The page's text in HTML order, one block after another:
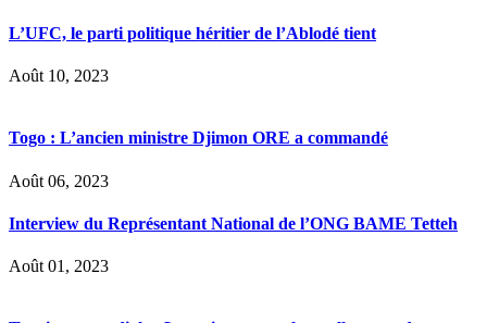
L’UFC, le parti politique héritier de l’Ablodé tient
Août 10, 2023
Togo : L’ancien ministre Djimon ORE a commandé
Août 06, 2023
Interview du Représentant National de l’ONG BAME Tetteh
Août 01, 2023